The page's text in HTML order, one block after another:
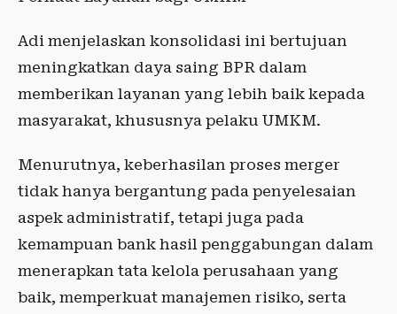
Adi menjelaskan konsolidasi ini bertujuan
meningkatkan daya saing BPR dalam
memberikan layanan yang lebih baik kepada
masyarakat, khususnya pelaku UMKM.
Menurutnya, keberhasilan proses merger
tidak hanya bergantung pada penyelesaian
aspek administratif, tetapi juga pada
kemampuan bank hasil penggabungan dalam
menerapkan tata kelola perusahaan yang
baik, memperkuat manajemen risiko, serta